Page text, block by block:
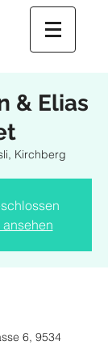
& Elias
Kirchberg
6, 9534